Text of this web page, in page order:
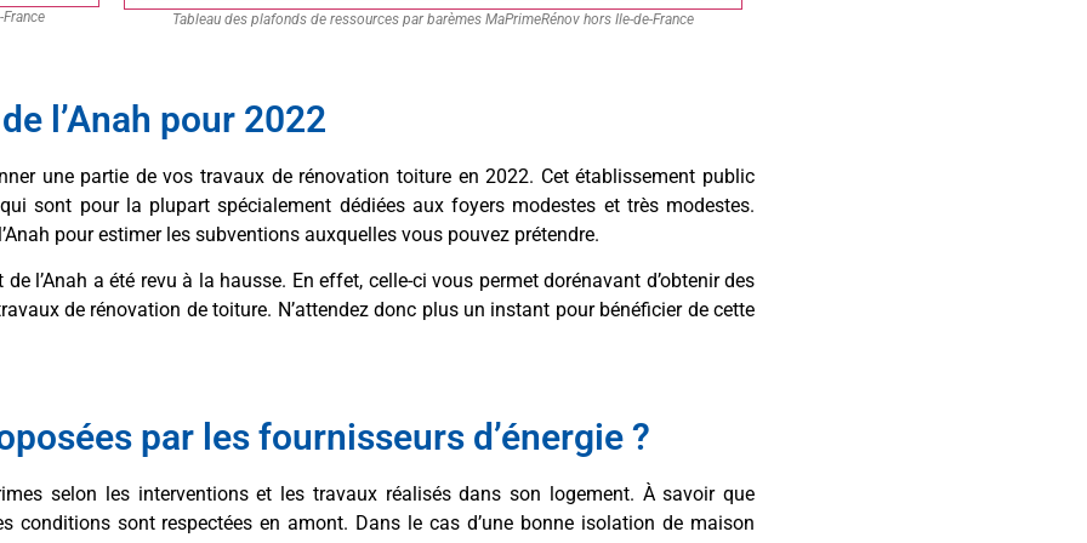
Tableau des plafonds de ressources par barèmes MaPrimeRénov hors Ile-de-France
l’Anah pour 2022
une partie de vos travaux de rénovation toiture en 2022. Cet établissement public
sont pour la plupart spécialement dédiées aux foyers modestes et très modestes.
pour estimer les subventions auxquelles vous pouvez prétendre.
l’Anah a été revu à la hausse. En effet, celle-ci vous permet dorénavant d’obtenir des
de rénovation de toiture. N’attendez donc plus un instant pour bénéficier de cette
par les fournisseurs d’énergie ?
selon les interventions et les travaux réalisés dans son logement. À savoir que
conditions sont respectées en amont. Dans le cas d’une bonne isolation de maison